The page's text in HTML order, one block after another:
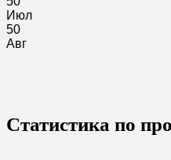
Июл
50
Авг
Статистика по